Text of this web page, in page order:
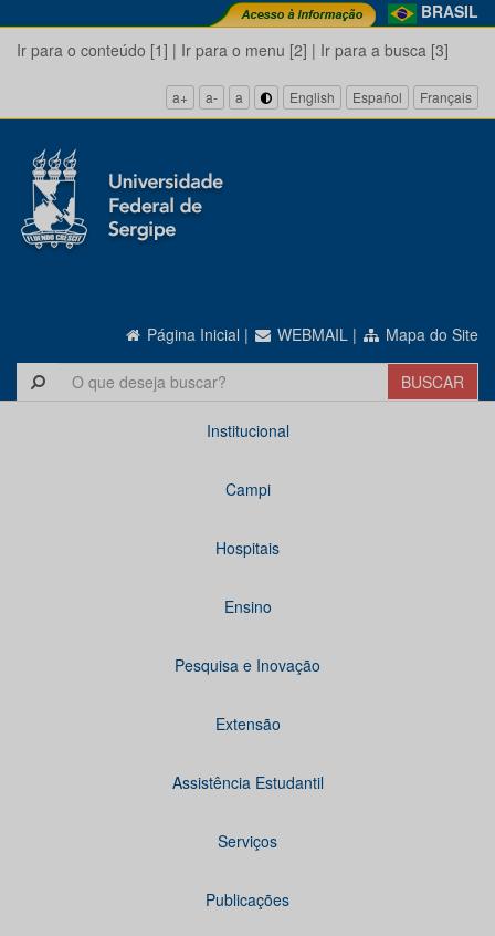
BRASIL
Ir para o conteúdo [1] | Ir para o menu [2] | Ir para a busca [3]
a+ a- a English Español Français
Página Inicial | WEBMAIL | Mapa do Site
Institucional
Campi
Hospitais
Ensino
Pesquisa e Inovação
Extensão
Assistência Estudantil
Serviços
Publicações